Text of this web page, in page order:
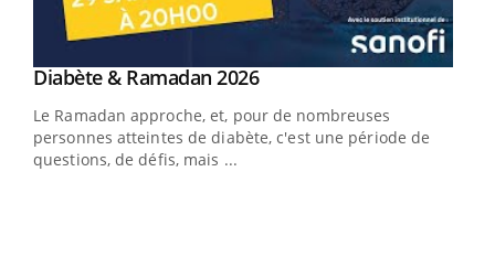
Youtube
Diabète & Ramadan 2026Youtube
Le Ramadan approche, et, pour de nombreuses
personnes atteintes de diabète, c'est une période de
questions, de défis, mais ...